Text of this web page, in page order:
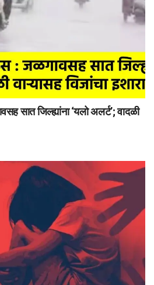
सात जिल्ह्यांना ‘यलो अलर्ट’; वादळी